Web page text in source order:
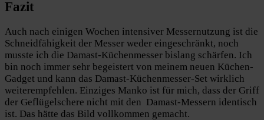
Fazit
Auch nach einigen Wochen intensiver Messernutzung ist die
Schneidfähigkeit der Messer weder eingeschränkt, noch
musste ich die Damast-Küchenmesser bislang schärfen. Ich
bin noch immer sehr begeistert von meinem neuen Küchen-
Gadget und kann das Damast-Küchenmesser-Set wirklich
weiterempfehlen. Einziges Manko ist für mich, dass der Griff
der Geflügelschere nicht mit den Damast-Messern identisch
ist. Das hätte das Bild vollkommen gemacht.